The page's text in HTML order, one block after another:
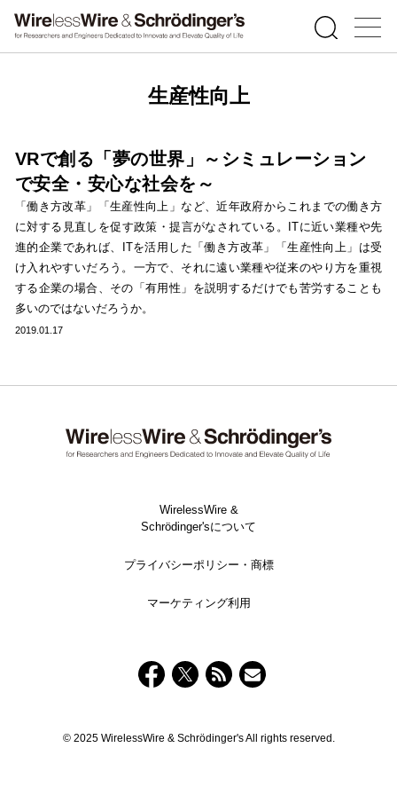
生産性向上
VRで創る「夢の世界」～シミュレーション
で安全・安心な社会を～
「働き方改革」「生産性向上」など、近年政府からこれまでの働き方
に対する見直しを促す政策・提言がなされている。ITに近い業種や先
進的企業であれば、ITを活用した「働き方改革」「生産性向上」は受
け入れやすいだろう。一方で、それに遠い業種や従来のやり方を重視
する企業の場合、その「有用性」を説明するだけでも苦労することも
多いのではないだろうか。
2019.01.17
WirelessWire &
Schrödinger'sについて
プライバシーポリシー・商標
マーケティング利用
© 2025 WirelessWire & Schrödinger's All rights reserved.